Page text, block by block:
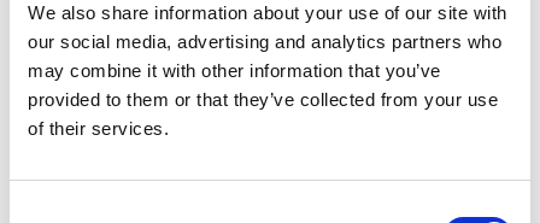
We also share information about your use of our site with
our social media, advertising and analytics partners who
may combine it with other information that you’ve
provided to them or that they’ve collected from your use
of their services.
Overview Economica